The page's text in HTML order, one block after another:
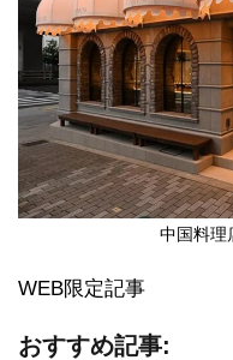
中国料理
WEB限定記事
おすすめ記事: